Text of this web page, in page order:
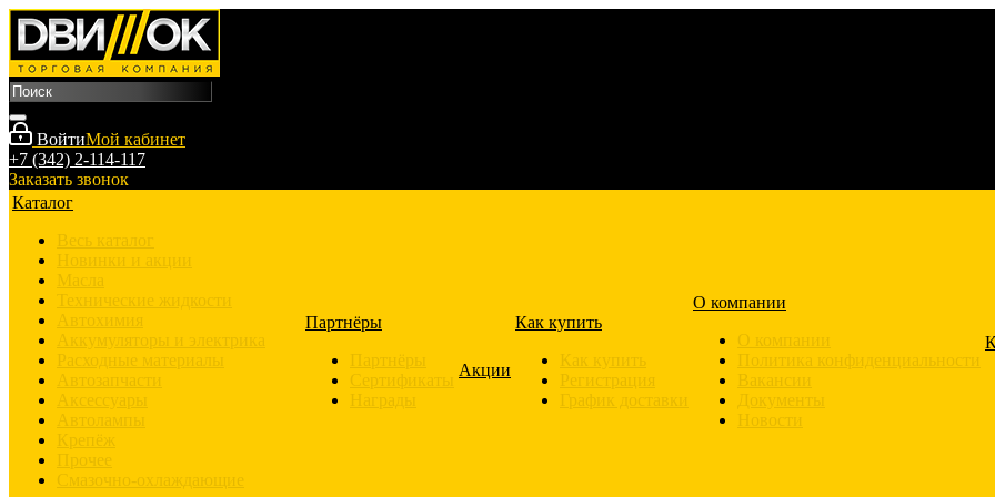
ВойтиМой кабинет
+7 (342) 2-114-117
Заказать звонок
Каталог
Весь каталог
Новинки и акции
Масла
Технические жидкости
Автохимия
Аккумуляторы и электрика
Расходные материалы
Автозапчасти
Аксессуары
Автолампы
Крепёж
Прочее
Смазочно-охлаждающие
Партнёры
Партнёры
Сертификаты
Награды
Акции
Как купить
Как купить
Регистрация
График доставки
О компании
О компании
Политика конфиденциальности
Вакансии
Документы
Новости